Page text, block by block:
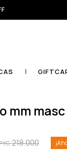
mm
218.000